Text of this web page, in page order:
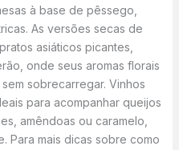
à base de pêssego,
As versões secas de
asiáticos picantes,
onde seus aromas florais
sobrecarregar. Vinhos
para acompanhar queijos
amêndoas ou caramelo,
Para mais dicas sobre como